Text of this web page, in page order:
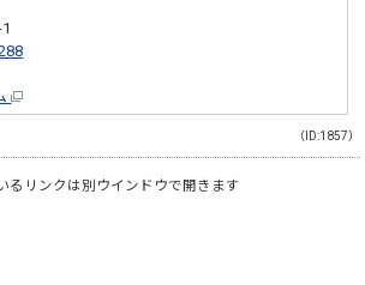
（ID:1857）
るリンクは別ウインドウで開きます